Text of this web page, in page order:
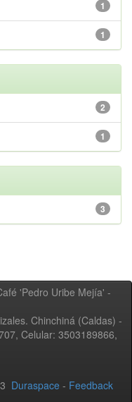
1
1
2
1
3
'Pedro Uribe Mejía' -
Chinchiná (Caldas) -
Celular: 3503189866,
Duraspace - Feedback